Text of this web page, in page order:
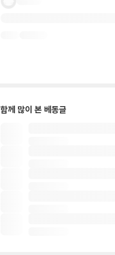
함께 많이 본 베동글